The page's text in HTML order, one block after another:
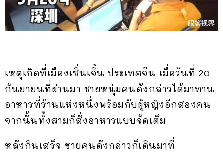
เหตุเกิดที่เมืองเซิ่นเจิ้น ประเทศจีน เมื่อวันที่ 20
กันยายนที่ผ่านมา ชายหนุ่มคนดังกล่าวได้มาทาน
อาหารที่ร้านแห่งหนึ่งพร้อมกับผู้หญิงอีกสองคน
จากนั้นทั้งสามก็สั่งอาหารแบบจัดเต็ม
หลังกินเสร็จ ชายคนดังกล่าวก็เดินมาที่